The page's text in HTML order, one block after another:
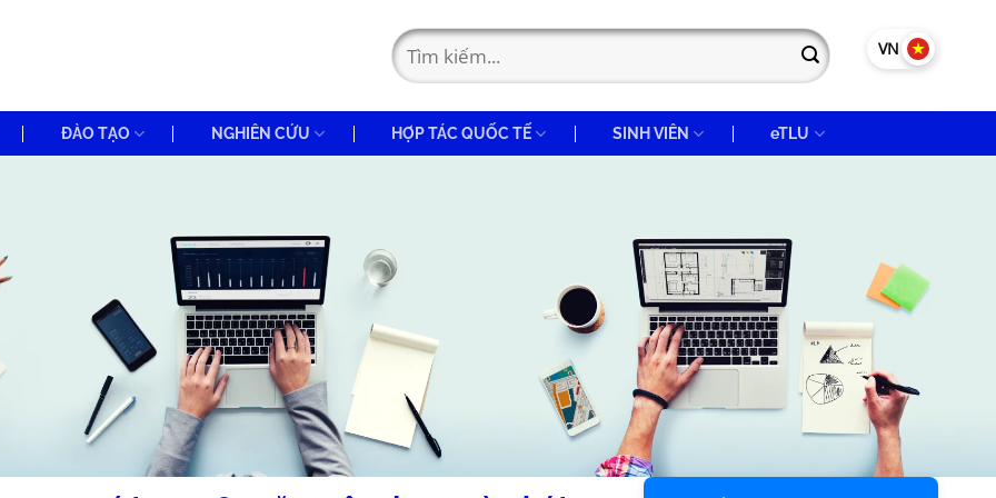
VN EN
ĐÀO TẠO NGHIÊN CỨU HỢP TÁC QUỐC TẾ SINH VIÊN eTLU